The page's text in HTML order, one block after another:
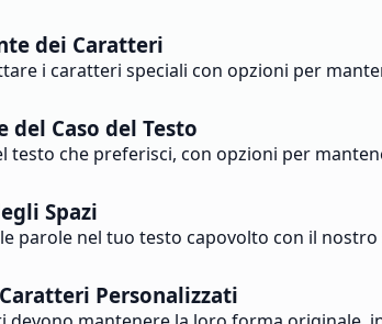
dei Caratteri
i caratteri speciali con opzioni per
del Caso del Testo
testo che preferisci, con opzioni per
Spazi
parole nel tuo testo capovolto con il
Personalizzati